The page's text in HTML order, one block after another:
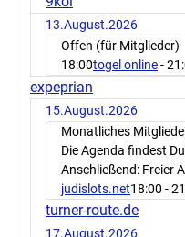
13.August.2026
Offen (für Mitglieder)
18:00togel online-
expeprian
15.August.2026
Monatliches
Die Agenda findest
Anschließend: Freier
judislots.net18:00 -
turner-route.de
17.August.2026